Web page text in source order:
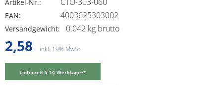
Artikel-Nr.:
EAN: 4003625303002
Versandgewicht: 0.042 kg brutto
2,58 inkl. 19% MwSt.
Lieferzeit 5-14 Werktage**